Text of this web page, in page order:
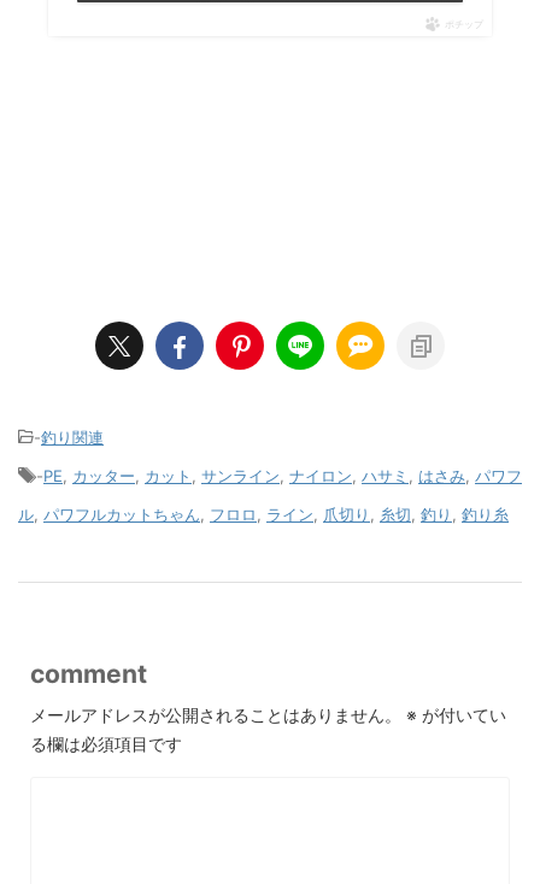
ポチップ
-釣り関連
-PE カッター カット サンライン ナイロン ハサミ はさみ パワフ
ル パワフルカットちゃん フロロ ライン 爪切り 糸切 釣り 釣り糸
comment
メールアドレスが公開されることはありません。 ※ が付いてい
る欄は必須項目です